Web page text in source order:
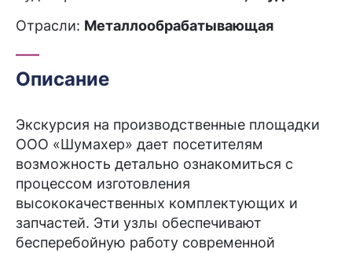
Отрасли: Металлообрабатывающая
Описание
Экскурсия на производственные площадки
ООО «Шумахер» дает посетителям
возможность детально ознакомиться с
процессом изготовления
высококачественных комплектующих и
запчастей. Эти узлы обеспечивают
бесперебойную работу современной